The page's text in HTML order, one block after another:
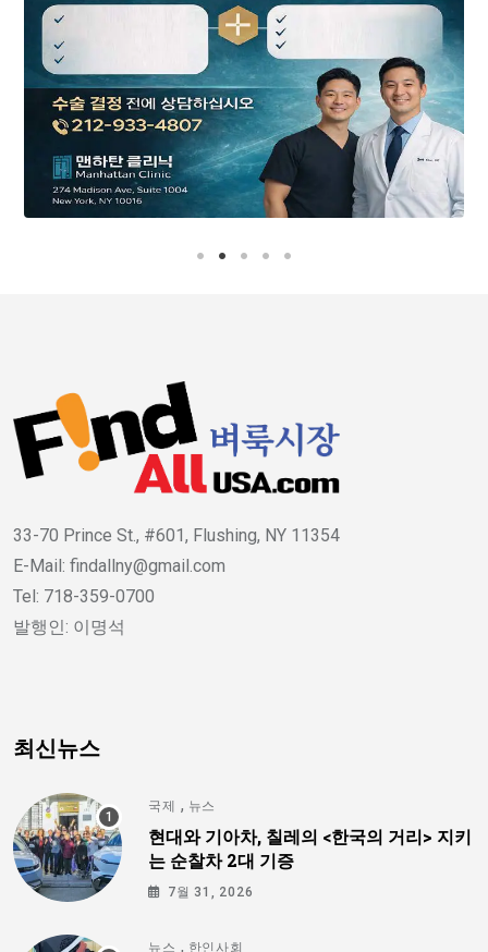
33-70 Prince St., #601, Flushing, NY 11354
E-Mail: findallny@gmail.com
Tel: 718-359-0700
발행인: 이명석
최신뉴스
국제 , 뉴스
현대와 기아차, 칠레의 <한국의 거리> 지키
는 순찰차 2대 기증
7월 31, 2026